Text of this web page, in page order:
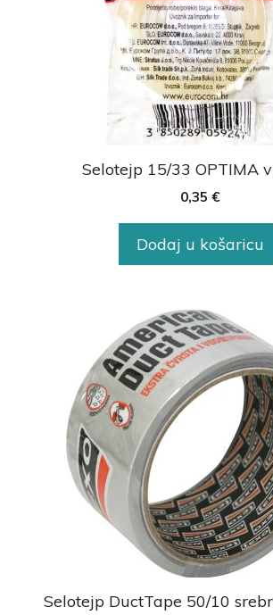
Selotejp 15/33 OPTIMA
0,35 €
Dodaj u košaricu
Selotejp DuctTape 50/10